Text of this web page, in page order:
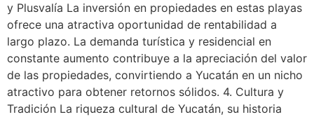
y Plusvalía La inversión en propiedades en estas playas
ofrece una atractiva oportunidad de rentabilidad a
largo plazo. La demanda turística y residencial en
constante aumento contribuye a la apreciación del valor
de las propiedades, convirtiendo a Yucatán en un nicho
atractivo para obtener retornos sólidos. 4. Cultura y
Tradición La riqueza cultural de Yucatán, su historia